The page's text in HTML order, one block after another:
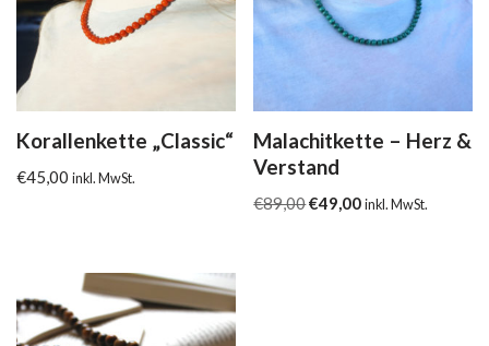
Korallenkette „Classic“
€45,00 inkl. MwSt.
Malachitkette – Herz &
Verstand
€89,00€49,00 inkl. MwSt.